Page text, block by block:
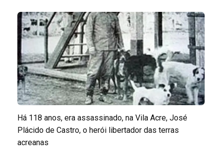
Há 118 anos, era assassinado, na Vila Acre, José
Plácido de Castro, o herói libertador das terras
acreanas